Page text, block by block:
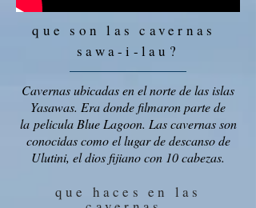
que son las cavernas
sawa-i-lau?
Cavernas ubicadas en el norte de las islas
Yasawas. Era donde filmaron parte de
la pelicula Blue Lagoon. Las cavernas son
conocidas como el lugar de descanso de
Ulutini, el dios fijiano con 10 cabezas.
que haces en las